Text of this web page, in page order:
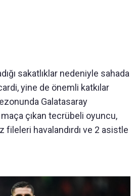
sakatlıklar nedeniyle sahada
yine de önemli katkılar
Galatasaray
çıkan tecrübeli oyuncu,
fileleri havalandırdı ve 2 asistle